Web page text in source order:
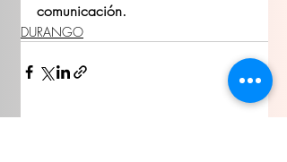
comunicación.
DURANGO